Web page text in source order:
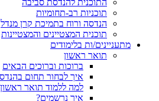
התוכנית להנדסת סביבה
תוכניות רב-תחומיות
הנדסה ורוח בתמיכת קרן מנדל
תוכנית המצטיינים והמצטיינות
מתעניינים/ות בלימודים
תואר ראשון
ברוכות וברוכים הבאים
איך לבחור תחום
למה ללמוד תואר
איך נרשמים?